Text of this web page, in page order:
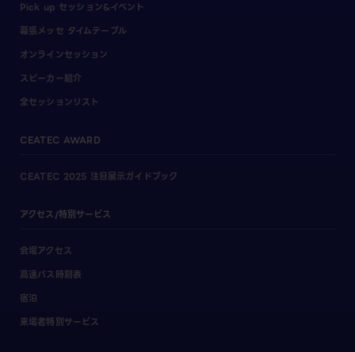
Pick up セッション&イベント
幕張メッセ タイムテーブル
オンラインセッション
スピーカー紹介
全セッションリスト
CEATEC AWARD
CEATEC 2025 注目展示ガイドブック
アクセス/特別サービス
会場アクセス
高速バス時刻表
宿泊
来場者特別サービス